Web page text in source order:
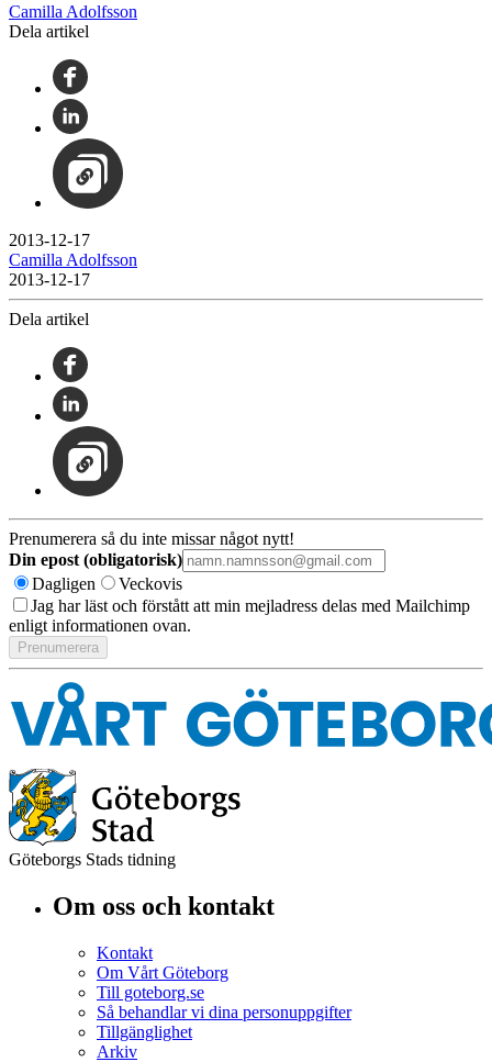
Camilla Adolfsson
Dela artikel
2013-12-17
Camilla Adolfsson
2013-12-17
Dela artikel
Prenumerera så du inte missar något nytt!
Din epost (obligatorisk)
Dagligen
Veckovis
Jag har läst och förstått att min mejladress delas med Mailchimp
enligt informationen ovan.
Göteborgs Stads tidning
Om oss och kontakt
Kontakt
Om Vårt Göteborg
Till goteborg.se
Så behandlar vi dina personuppgifter
Tillgänglighet
Arkiv